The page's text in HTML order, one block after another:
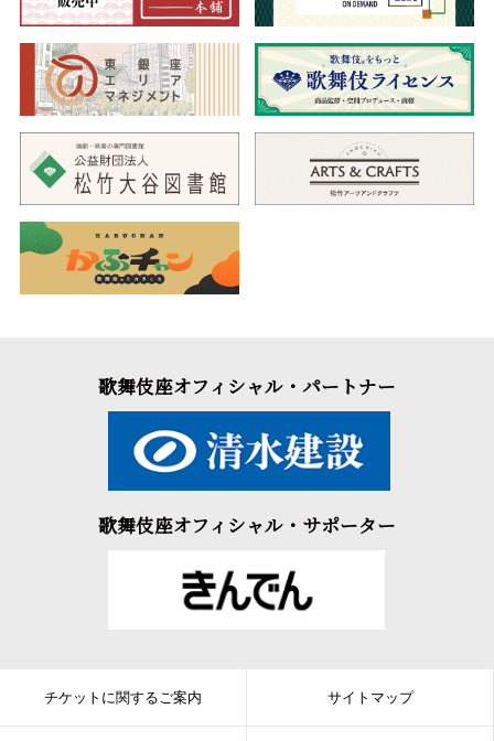
歌舞伎座オフィシャル・パートナー
歌舞伎座オフィシャル・サポーター
チケットに関するご案内 サイトマップ